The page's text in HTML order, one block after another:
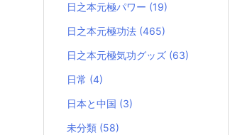
日之本元極パワー (19)
日之本元極功法 (465)
日之本元極気功グッズ (63)
日常 (4)
日本と中国 (3)
未分類 (58)